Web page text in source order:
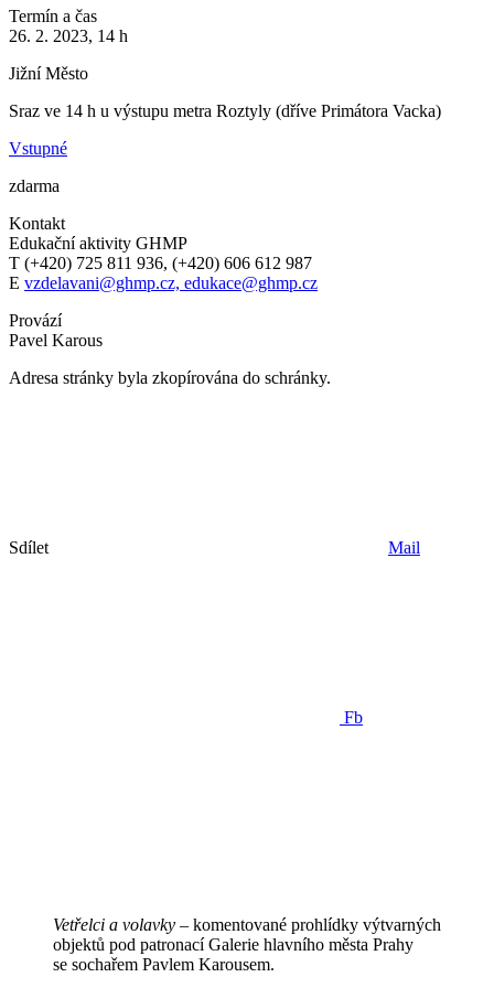
Termín a čas
26. 2. 2023, 14 h
Jižní Město
Sraz ve 14 h u výstupu metra Roztyly (dříve Primátora Vacka)
Vstupné
zdarma
Kontakt
Edukační aktivity GHMP
T (+420) 725 811 936, (+420) 606 612 987
E vzdelavani@ghmp.cz, edukace@ghmp.cz
Provází
Pavel Karous
Adresa stránky byla zkopírována do schránky.
Sdílet Mail
Fb
Vetřelci a volavky – komentované prohlídky výtvarných
objektů pod patronací Galerie hlavního města Prahy
se sochařem Pavlem Karousem.